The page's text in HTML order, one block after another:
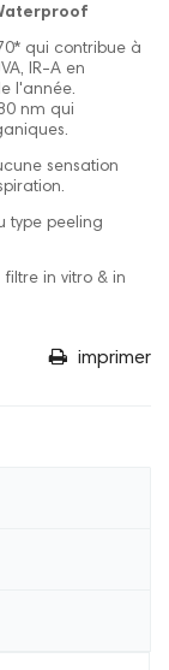
qui contribue à
IR-A en
l'année.
nm qui
sensation
type peeling
in vitro & in
imprimer